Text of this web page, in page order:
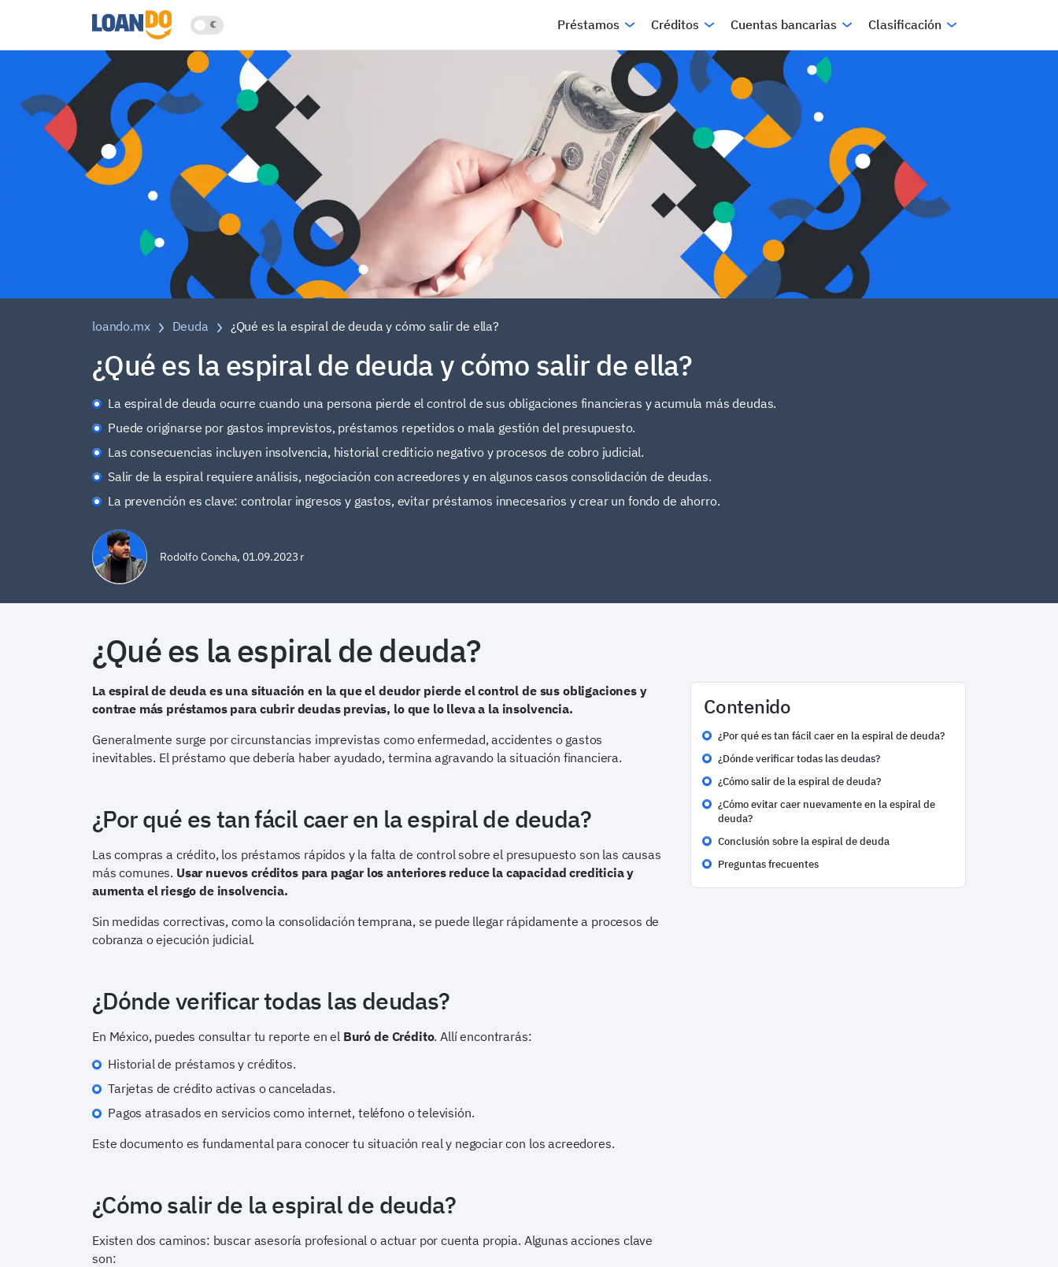
Préstamos Créditos Cuentas bancarias Clasificación
loando.mx Deuda ¿Qué es la espiral de deuda y cómo salir de ella?
¿Qué es la espiral de deuda y cómo salir de ella?
La espiral de deuda ocurre cuando una persona pierde el control de sus obligaciones financieras y acumula más deudas.
Puede originarse por gastos imprevistos, préstamos repetidos o mala gestión del presupuesto.
Las consecuencias incluyen insolvencia, historial crediticio negativo y procesos de cobro judicial.
Salir de la espiral requiere análisis, negociación con acreedores y en algunos casos consolidación de deudas.
La prevención es clave: controlar ingresos y gastos, evitar préstamos innecesarios y crear un fondo de ahorro.
Rodolfo Concha, 01.09.2023 r
¿Qué es la espiral de deuda?
La espiral de deuda es una situación en la que el deudor pierde el control de sus obligaciones y
contrae más préstamos para cubrir deudas previas, lo que lo lleva a la insolvencia.
Generalmente surge por circunstancias imprevistas como enfermedad, accidentes o gastos
inevitables. El préstamo que debería haber ayudado, termina agravando la situación financiera.
¿Por qué es tan fácil caer en la espiral de deuda?
Las compras a crédito, los préstamos rápidos y la falta de control sobre el presupuesto son las causas
más comunes. Usar nuevos créditos para pagar los anteriores reduce la capacidad crediticia y
aumenta el riesgo de insolvencia.
Sin medidas correctivas, como la consolidación temprana, se puede llegar rápidamente a procesos de
cobranza o ejecución judicial.
¿Dónde verificar todas las deudas?
En México, puedes consultar tu reporte en el Buró de Crédito. Allí encontrarás:
Historial de préstamos y créditos.
Tarjetas de crédito activas o canceladas.
Pagos atrasados en servicios como internet, teléfono o televisión.
Este documento es fundamental para conocer tu situación real y negociar con los acreedores.
¿Cómo salir de la espiral de deuda?
Existen dos caminos: buscar asesoría profesional o actuar por cuenta propia. Algunas acciones clave
son:
Contenido
¿Por qué es tan fácil caer en la espiral de deuda?
¿Dónde verificar todas las deudas?
¿Cómo salir de la espiral de deuda?
¿Cómo evitar caer nuevamente en la espiral de
deuda?
Conclusión sobre la espiral de deuda
Preguntas frecuentes